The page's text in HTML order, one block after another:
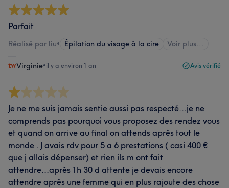
Parfait
Réalisé par liu• Épilation du visage à la cire Voir plus...
Virginie•il y a environ 1 an Avis vérifié
Je ne me suis jamais sentie aussi pas respecté...je ne
comprends pas pourquoi vous proposez des rendez vous
et quand on arrive au final on attends après tout le
monde . J avais rdv pour 5 a 6 prestations ( casi 400 €
que j allais dépenser) et rien ils m ont fait
attendre...après 1h 30 d attente je devais encore
attendre après une femme qui en plus rajoute des chose